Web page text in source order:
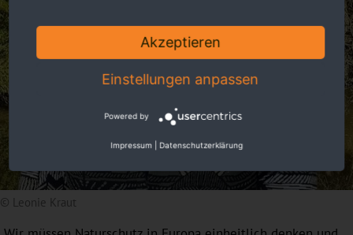
© Leonie Kraut
Akzeptieren
Einstellungen anpassen
Powered by
Impressum Datenschutzerklärung